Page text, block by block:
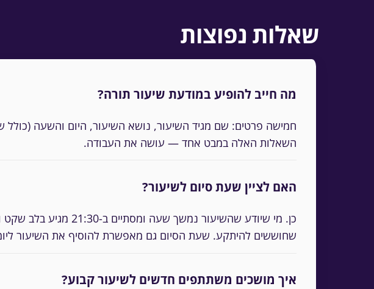
שאלות נפוצות
מה חייב להופיע במודעת שיעור תורה?
חמישה פרטים: שם מגיד השיעור, נושא השיעור, היום והשעה
השאלות האלה במבט אחד — עושה את העבודה.
האם לציין שעת סיום לשיעור?
כן. מי שיודע
שחוששים להיתקע. שעת הסיום גם מאפשרת להוסיף את השיעור
איך מושכים משתתפים חדשים לשיעור קבוע?